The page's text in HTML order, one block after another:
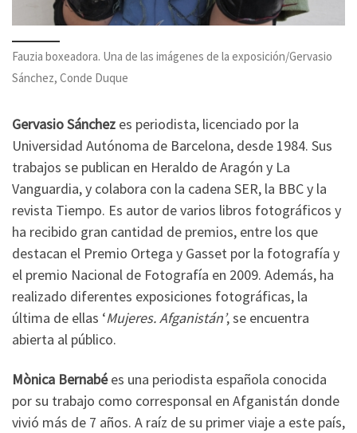
Fauzia boxeadora. Una de las imágenes de la exposición/Gervasio
Sánchez, Conde Duque
Gervasio Sánchez es periodista, licenciado por la
Universidad Autónoma de Barcelona, desde 1984. Sus
trabajos se publican en Heraldo de Aragón y La
Vanguardia, y colabora con la cadena SER, la BBC y la
revista Tiempo. Es autor de varios libros fotográficos y
ha recibido gran cantidad de premios, entre los que
destacan el Premio Ortega y Gasset por la fotografía y
el premio Nacional de Fotografía en 2009. Además, ha
realizado diferentes exposiciones fotográficas, la
última de ellas ‘Mujeres. Afganistán’, se encuentra
abierta al público.
Mònica Bernabées una periodista española conocida
por su trabajo como corresponsal en Afganistán donde
vivió más de 7 años. A raíz de su primer viaje a este país,